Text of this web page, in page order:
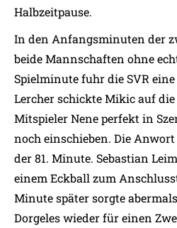
Halbzeitpause.
In den Anfangsminuten der
beide Mannschaften ohne
Spielminute fuhr die SVR
Lercher schickte Mikic auf die
Mitspieler Nene perfekt in
noch einschieben. Die
der 81. Minute. Sebastian
einem Eckball zum
Minute später sorgte
Dorgeles wieder für einen